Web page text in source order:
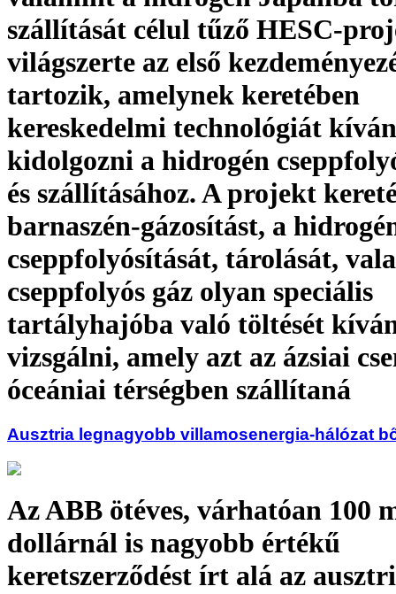
szállítását célul tűző HESC-
világszerte az első
tartozik, amelynek keretében
kereskedelmi technológiát
kidolgozni a hidrogén
és szállításához. A projekt
barnaszén-gázosítást, a
cseppfolyósítását, tárolását,
cseppfolyós gáz olyan speciális
tartályhajóba való töltését
vizsgálni, amely azt az ázsiai
óceániai térségben szállítaná
Ausztria legnagyobb villamosenergia-hálózat
Az ABB ötéves, várhatóan 100
dollárnál is nagyobb értékű
keretszerződést írt alá az